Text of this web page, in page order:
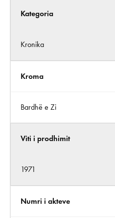
Kategoria
Kronika
Kroma
Bardhë e Zi
Viti i prodhimit
1971
Numri i akteve